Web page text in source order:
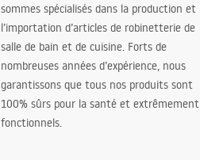
sommes spécialisés dans la production et
l’importation d’articles de robinetterie de
salle de bain et de cuisine. Forts de
nombreuses années d’expérience, nous
garantissons que tous nos produits sont
100% sûrs pour la santé et extrêmement
fonctionnels.